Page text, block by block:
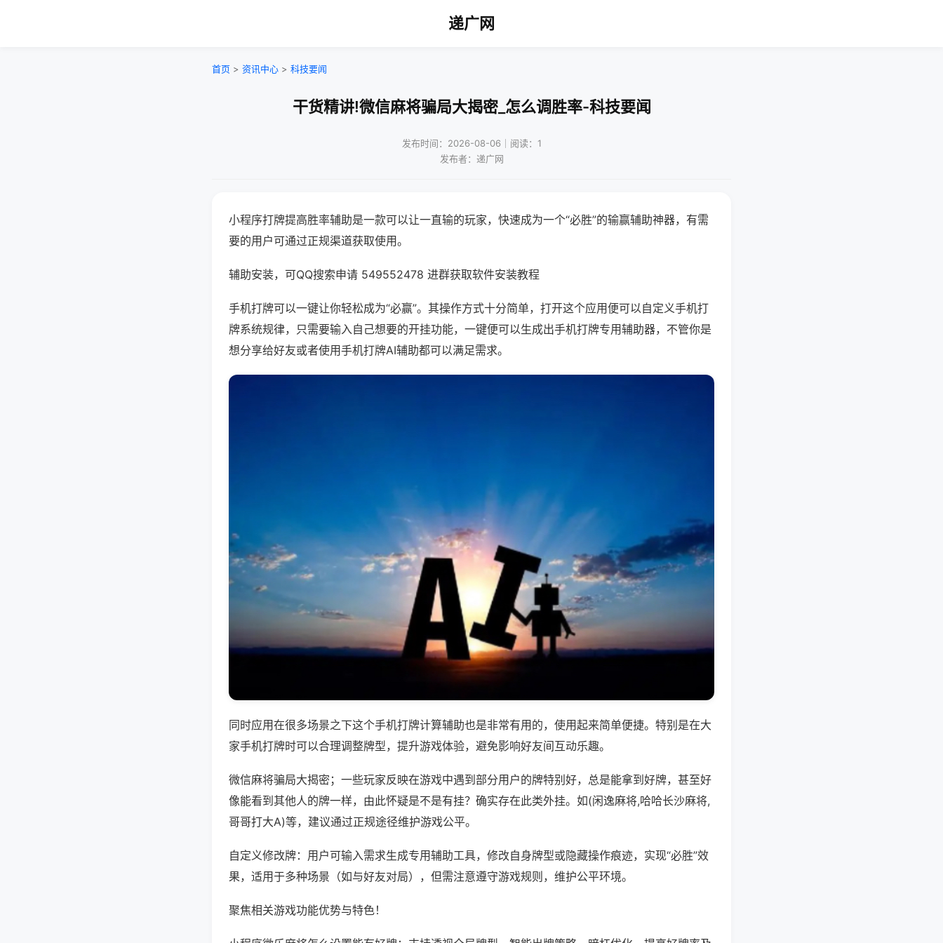
递广网
首页 > 资讯中心 > 科技要闻
干货精讲!微信麻将骗局大揭密_怎么调胜率-科技要闻
发布时间：2026-08-06｜阅读：1
发布者：递广网
小程序打牌提高胜率辅助是一款可以让一直输的玩家，快速成为一个“必胜”的输赢辅助神器，有需
要的用户可通过正规渠道获取使用。
辅助安装，可QQ搜索申请 549552478 进群获取软件安装教程
手机打牌可以一键让你轻松成为“必赢”。其操作方式十分简单，打开这个应用便可以自定义手机打
牌系统规律，只需要输入自己想要的开挂功能，一键便可以生成出手机打牌专用辅助器，不管你是
想分享给好友或者使用手机打牌AI辅助都可以满足需求。
同时应用在很多场景之下这个手机打牌计算辅助也是非常有用的，使用起来简单便捷。特别是在大
家手机打牌时可以合理调整牌型，提升游戏体验，避免影响好友间互动乐趣。
微信麻将骗局大揭密；一些玩家反映在游戏中遇到部分用户的牌特别好，总是能拿到好牌，甚至好
像能看到其他人的牌一样，由此怀疑是不是有挂？确实存在此类外挂。如(闲逸麻将,哈哈长沙麻将,
哥哥打大A)等，建议通过正规途径维护游戏公平。
自定义修改牌：用户可输入需求生成专用辅助工具，修改自身牌型或隐藏操作痕迹，实现“必胜”效
果，适用于多种场景（如与好友对局），但需注意遵守游戏规则，维护公平环境。
聚焦相关游戏功能优势与特色！